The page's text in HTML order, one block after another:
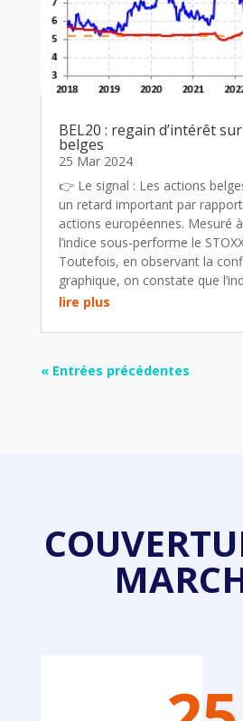
BEL20 : regain d’intérêt
belges
25 Mar 2024
👉 Le signal : Les actions
un retard important par
actions européennes. Mesuré à
l’indice sous-performe le
Toutefois, en observant la
graphique, on constate que
lire plus
« Entrées précédentes